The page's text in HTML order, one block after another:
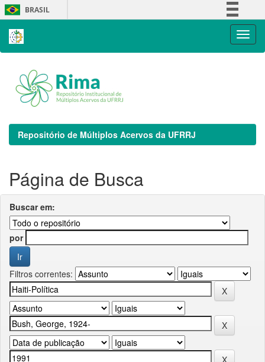
Skip
navigation
BRASIL
Repositório de Múltiplos Acervos da UFRRJ
Página de Busca
Buscar em:
por
Filtros correntes: